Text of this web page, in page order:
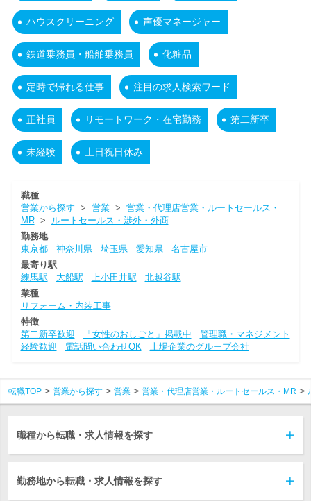
ハウスクリーニング 声優マネージャー
鉄道乗務員・船舶乗務員 化粧品
定時で帰れる仕事 注目の求人検索ワード
正社員 リモートワーク・在宅勤務 第二新卒
未経験 土日祝日休み
職種
営業から探す > 営業> 営業・代理店営業・ルートセールス・
MR> ルートセールス・渉外・外商
勤務地
東京都
神奈川県 埼玉県 愛知県
名古屋市
最寄り駅
練馬駅
大船駅 上小田井駅
北越谷駅
業種
リフォーム・内装工事
特徴
第二新卒歓迎
「女性のおしごと」掲載中
管理職・マネジメント
経験歓迎
電話問い合わせOK 上場企業のグループ会社
転職TOP 営業から探す 営業 営業・代理店営業・ルートセールス・MR
職種から転職・求人情報を探す
勤務地から転職・求人情報を探す